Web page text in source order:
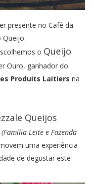
presente no Café da
Queijo.
o Queijo
Ouro, ganhador do
Produits Laitiers na
Queijos
(Família Leite e Fazenda
uma experiência
de degustar este